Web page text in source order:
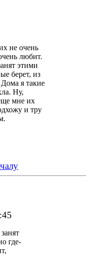
не очень
любит.
этими
берет, из
я такие
Ну,
мне их
и тру
где-